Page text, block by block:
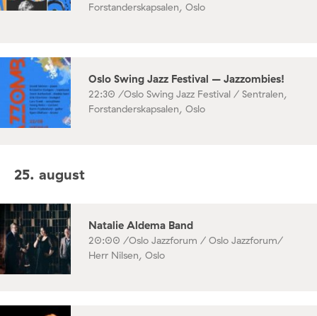
Forstanderskapsalen, Oslo
Oslo Swing Jazz Festival – Jazzombies!
22:30 /Oslo Swing Jazz Festival / Sentralen,
Forstanderskapsalen, Oslo
25. august
Natalie Aldema Band
20:00 /Oslo Jazzforum / Oslo Jazzforum/
Herr Nilsen, Oslo